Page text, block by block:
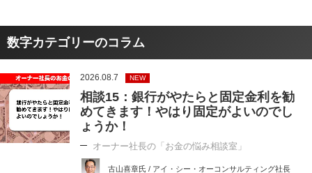
数字カテゴリーのコラム
2026.08.7 NEW
相談15：銀行がやたらと固定金利を勧
めてきます！やはり固定がよいのでし
ょうか！
オーナー社長の「お金の悩み相談室」
古山喜章氏 / アイ・シー・オーコンサルティング社長